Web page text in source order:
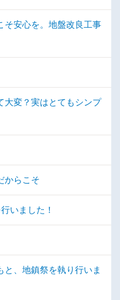
そ安心を。地盤改良工事
大変？実はとてもシンプ
からこそ
いました！
と、地鎮祭を執り行いま